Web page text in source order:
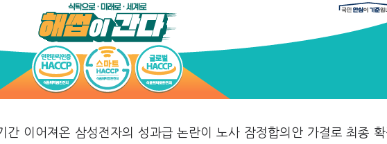
간 이어져온 삼성전자의 성과급 논란이 노사 잠정합의안 가결로 최종 확